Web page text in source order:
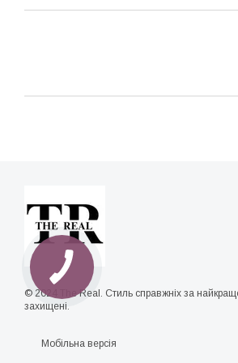
© 2024 The Real. Стиль справжніх за
захищені.
Мобільна версія